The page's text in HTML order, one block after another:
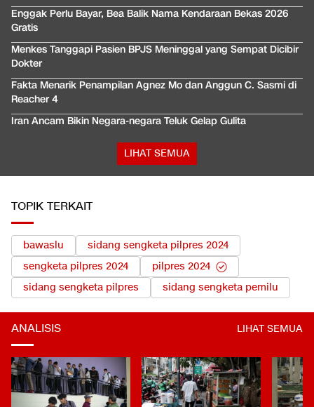
Enggak Perlu Bayar, Bea Balik Nama Kendaraan Bekas 2026
Gratis
Menkes Tanggapi Pasien BPJS Meninggal yang Sempat Dicibir
Dokter
Fakta Menarik Penampilan Agnez Mo dan Anggun C. Sasmi di
Reacher 4
Iran Ancam Bikin Negara-negara Teluk Gelap Gulita
LIHAT SEMUA
TOPIK TERKAIT
bawaslu
sidang sengketa pilpres 2024
sengketa pilpres 2024
pilpres 2024
sidang sengketa pilpres
sidang sengketa pemilu
ANALISIS LIHAT SEMUA